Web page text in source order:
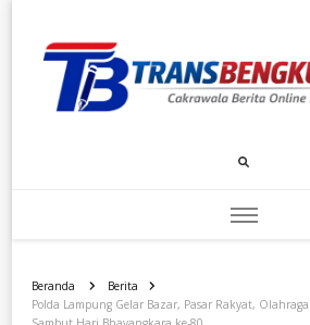
Transbengkulu.com
Beranda
Berita
Polda Lampung Gelar Bazar, Pasar Rakyat,